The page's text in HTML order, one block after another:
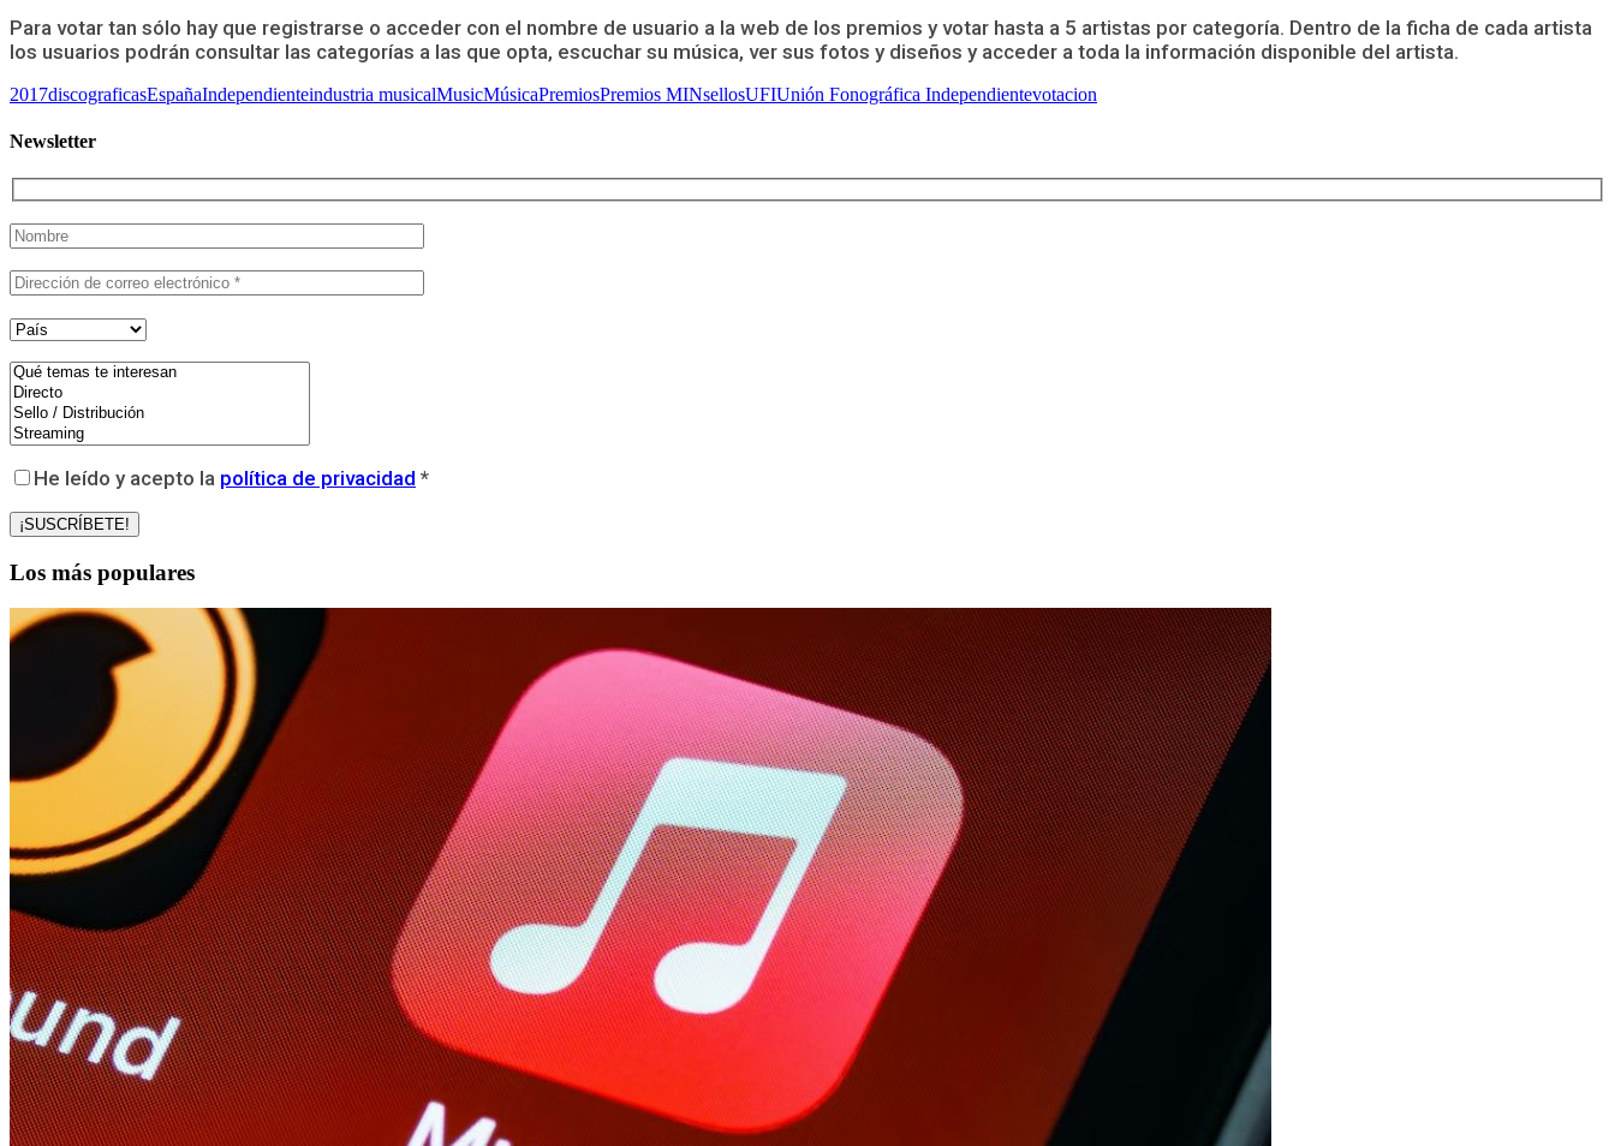
Para votar tan sólo hay que registrarse o acceder con el nombre de usuario a la web de los premios y votar hasta a 5 artistas por categoría. Dentro de la ficha de cada artista
los usuarios podrán consultar las categorías a las que opta, escuchar su música, ver sus fotos y diseños y acceder a toda la información disponible del artista.
2017discograficasEspañaIndependienteindustria musicalMusicMúsicaPremiosPremios MINsellosUFIUnión Fonográfica Independientevotacion
Newsletter
He leído y acepto la política de privacidad *
Los más populares